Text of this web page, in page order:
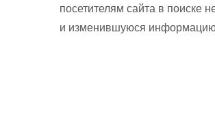
посетителям сайта в поиске
и изменившуюся информацию